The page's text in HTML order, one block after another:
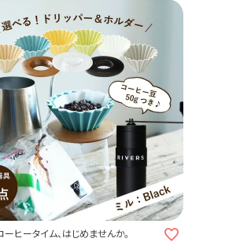
ーヒータイム、はじめませんか。